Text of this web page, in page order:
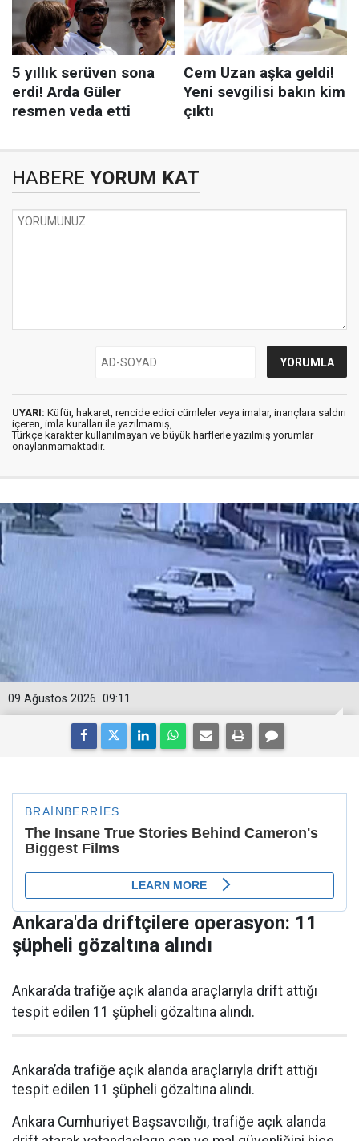
HABERE YORUM KAT
UYARI: Küfür, hakaret, rencide edici cümleler veya imalar, inançlara saldırı
içeren, imla kuralları ile yazılmamış,
Türkçe karakter kullanılmayan ve büyük harflerle yazılmış yorumlar
onaylanmamaktadır.
09:11
09 Ağustos 2026
Ankara'da driftçilere operasyon: 11
şüpheli gözaltına alındı
Ankara’da trafiğe açık alanda araçlarıyla drift attığı
tespit edilen 11 şüpheli gözaltına alındı.
Ankara’da trafiğe açık alanda araçlarıyla drift attığı
tespit edilen 11 şüpheli gözaltına alındı.
Ankara Cumhuriyet Başsavcılığı, trafiğe açık alanda